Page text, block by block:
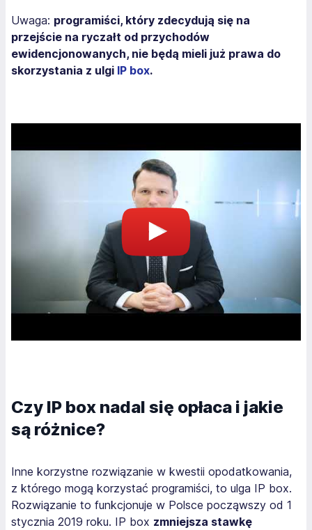
Uwaga: programiści, który zdecydują się na
przejście na ryczałt od przychodów
ewidencjonowanych, nie będą mieli już prawa do
skorzystania z ulgi IP box.
Czy IP box nadal się opłaca i jakie
są różnice?
Inne korzystne rozwiązanie w kwestii opodatkowania,
z którego mogą korzystać programiści, to ulga IP box.
Rozwiązanie to funkcjonuje w Polsce począwszy od 1
stycznia 2019 roku. IP box zmniejsza stawkę